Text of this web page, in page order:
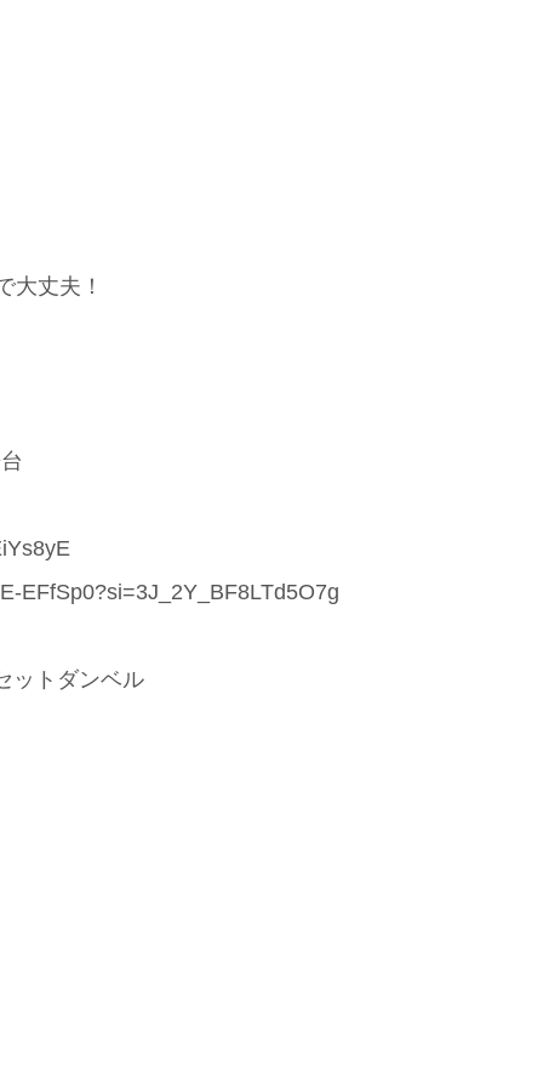
大丈夫！
ットダンベル